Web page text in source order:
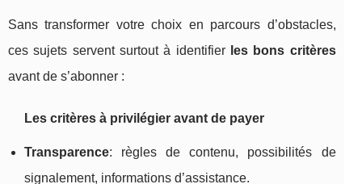
Sans transformer votre choix en parcours d’obstacles,
ces sujets servent surtout à identifier les bons critères
avant de s’abonner :
Les critères à privilégier avant de payer
Transparence: règles de contenu, possibilités de
signalement, informations d’assistance.